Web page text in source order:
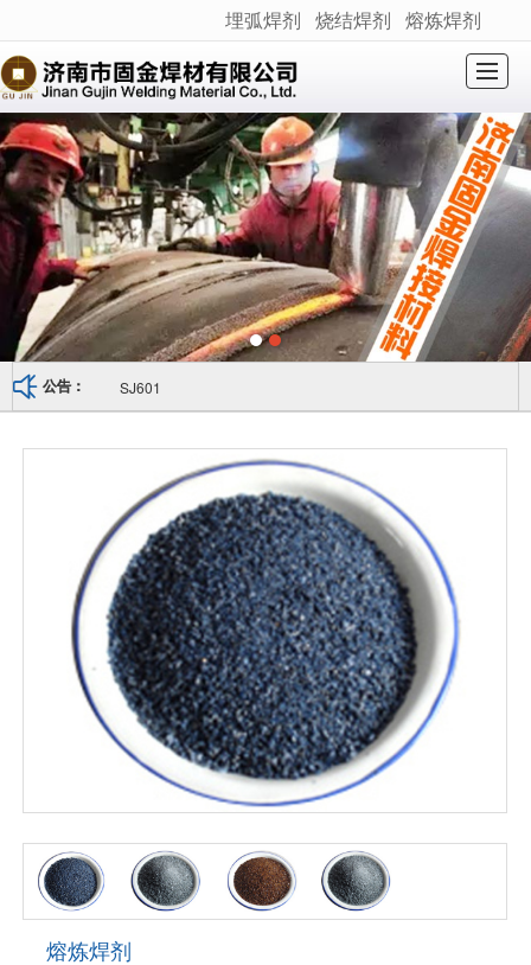
很遗憾，因您的浏览器版本过低导致无法获得最佳浏览体验，推荐下载安装谷歌浏览器！
埋弧焊剂 烧结焊剂 熔炼焊剂
网站首页 关于我们 产品展示 新闻动态
产品应用
荣誉资质
产品检测 联系我们
公告： SJ601
熔炼焊剂